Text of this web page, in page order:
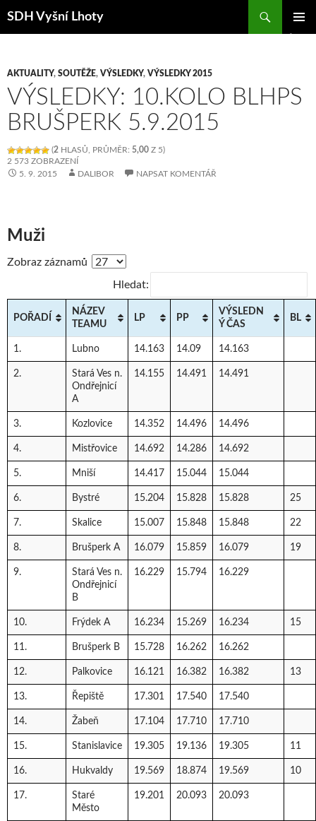
SDH Vyšní Lhoty
AKTUALITY, SOUTĚŽE, VÝSLEDKY, VÝSLEDKY 2015
VÝSLEDKY: 10.KOLO BLHPS
BRUŠPERK 5.9.2015
(2 HLASŮ, PRŮMĚR: 5,00 Z 5)
2 573 ZOBRAZENÍ
5. 9. 2015
DALIBOR NAPSAT KOMENTÁŘ
Muži
Zobraz záznamů
Hledat:
POŘADÍ
NÁZEV
TEAMU
LP PP
VÝSLEDN
Ý ČAS
BL
1. Lubno 14.163 14.09 14.163
2.
Stará Ves n.
Ondřejnicí
A
14.155 14.491 14.491
3. Kozlovice 14.352 14.496 14.496
4. Mistřovice 14.692 14.286 14.692
5. Mniší 14.417 15.044 15.044
6. Bystré 15.204 15.828 15.828 25
7. Skalice 15.007 15.848 15.848 22
8. Brušperk A 16.079 15.859 16.079 19
9.
Stará Ves n.
Ondřejnicí
B
16.229 15.794 16.229
10. Frýdek A 16.234 15.269 16.234 15
11. Brušperk B 15.728 16.262 16.262
12. Palkovice 16.121 16.382 16.382 13
13. Řepiště 17.301 17.540 17.540
14. Žabeň 17.104 17.710 17.710
15. Stanislavice 19.305 19.136 19.305 11
16. Hukvaldy 19.569 18.874 19.569 10
17.
Staré
Město
19.201 20.093 20.093